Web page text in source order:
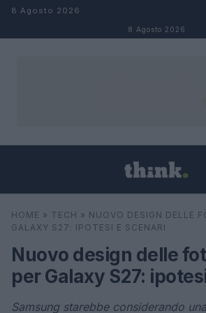
Salta al contenuto
8 Agosto 2026
8 Agosto 2026
Cerca
HOME » TECH » NUOVO DESIGN DELLE
GALAXY S27: IPOTESI E SCENARI
Nuovo design delle
per Galaxy S27:
Samsung starebbe considerando